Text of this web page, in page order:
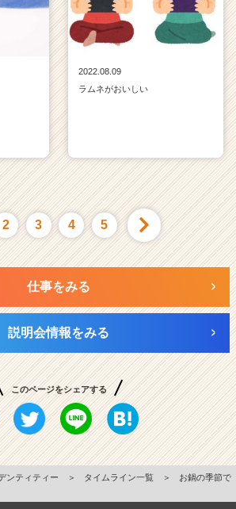
2022.08.09
ラムネがおいしい
2 3 4 5
仕事をみる
説明会情報をみる
このページをシェアする
ンティティー ＞ タイムライン一覧 ＞
お鍋の季節で